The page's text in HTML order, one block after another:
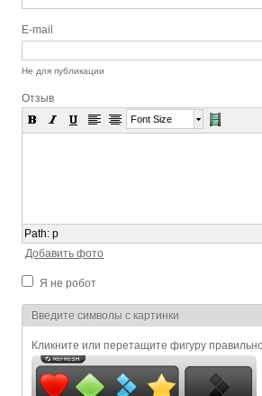
E-mail
Не для публикации
Отзыв
Font Size
Path:p
Добавить фото
Я не робот
Я спамер
Введите символы с картинки
Кликните или перетащите фигуру